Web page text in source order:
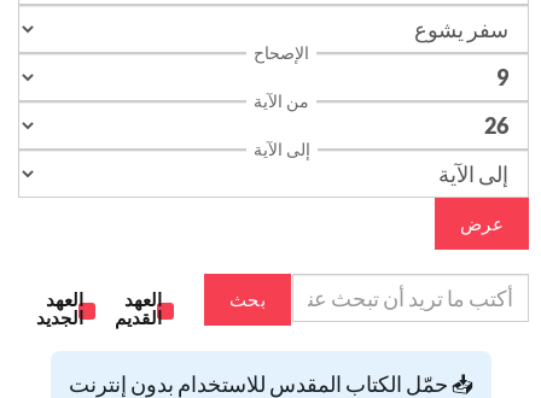
الإصحاح
من الآية
إلى الآية
عرض
بحث
العهد
القديم
العهد
الجديد
📥 حمّل الكتاب المقدس للاستخدام بدون إنترنت